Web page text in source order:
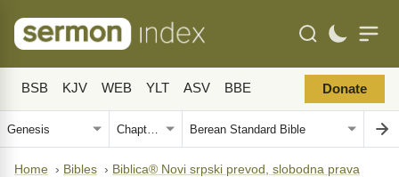
BSB KJV WEB YLT ASV BBE Donate
Home › Bibles › Biblica® Novi srpski prevod, slobodna prava